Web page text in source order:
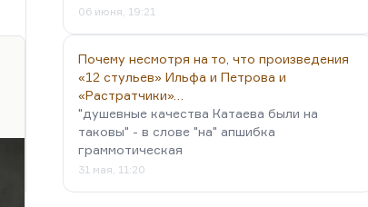
06 июня, 19:21
Почему несмотря на то, что произведения
«12 стульев» Ильфа и Петрова и
«Растратчики»…
"душевные качества Катаева были на
таковы" - в слове "на" апшибка
граммотическая
31 мая, 11:20